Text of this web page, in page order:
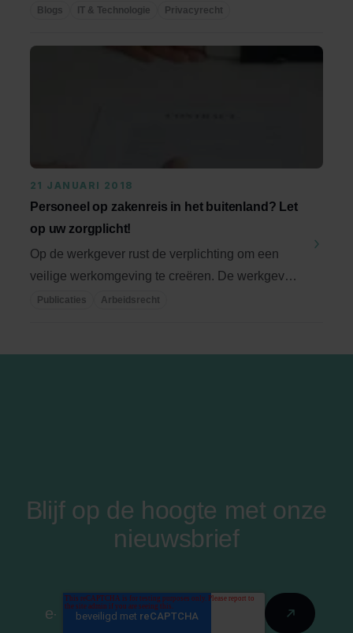
het recht ...
Blogs IT & Technologie Privacyrecht
21 JANUARI 2018
Personeel op zakenreis in het buitenland? Let
op uw zorgplicht!
Op de werkgever rust de verplichting om een
veilige werkomgeving te creëren. De werkgever
heeft ...
Publicaties Arbeidsrecht
Blijf op de hoogte met onze
nieuwsbrief